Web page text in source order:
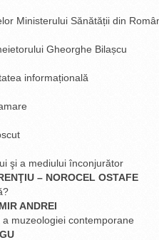
Ministerului Sănătății din
Gheorghe Bilașcu
informațională
şi a mediului înconjurător
– NOROCEL OSTAFE
ANDREI
muzeologiei contemporane